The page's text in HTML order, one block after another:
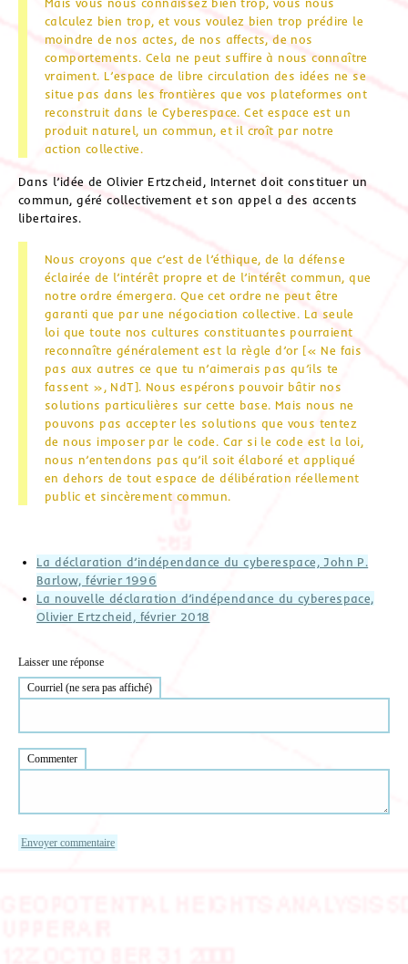
calculez bien trop, et vous voulez bien trop prédire le
moindre de nos actes, de nos affects, de nos
comportements. Cela ne peut suffire à nous connaître
vraiment. L’espace de libre circulation des idées ne se
situe pas dans les frontières que vos plateformes ont
reconstruit dans le Cyberespace. Cet espace est un
produit naturel, un commun, et il croît par notre
action collective.
Dans l’idée de Olivier Ertzcheid, Internet doit constituer un
commun, géré collectivement et son appel a des accents
libertaires.
Nous croyons que c’est de l’éthique, de la défense
éclairée de l’intérêt propre et de l’intérêt commun, que
notre ordre émergera. Que cet ordre ne peut être
garanti que par une négociation collective. La seule
loi que toute nos cultures constituantes pourraient
reconnaître généralement est la règle d’or [« Ne fais
pas aux autres ce que tu n’aimerais pas qu’ils te
fassent », NdT]. Nous espérons pouvoir bâtir nos
solutions particulières sur cette base. Mais nous ne
pouvons pas accepter les solutions que vous tentez
de nous imposer par le code. Car si le code est la loi,
nous n’entendons pas qu’il soit élaboré et appliqué
en dehors de tout espace de délibération réellement
public et sincèrement commun.
La déclaration d’indépendance du cyberespace, John P.
Barlow, février 1996
La nouvelle déclaration d’indépendance du cyberespace,
Olivier Ertzcheid, février 2018
Laisser une réponse
Courriel (ne sera pas affiché)
Commenter